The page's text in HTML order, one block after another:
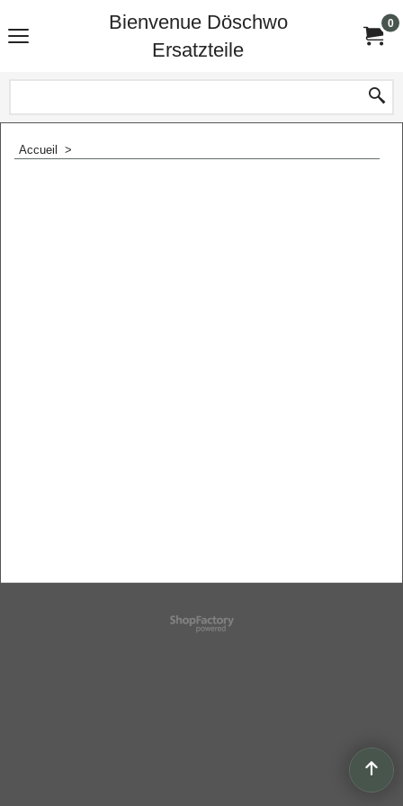
Bienvenue Döschwo
Ersatzteile
0
Accueil >
Boutique en ligne créés
avec le logiciel